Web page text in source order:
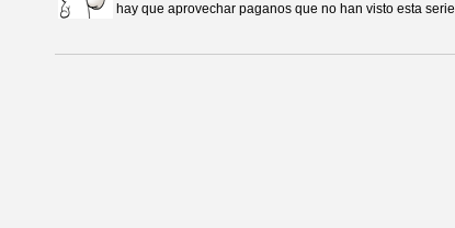
hay que aprovechar paganos que no han visto esta serie